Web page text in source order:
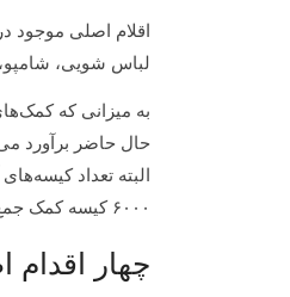
اقلام اصلی موجود
لباس شویی،
به میزانی که
البته تعداد
۶۰۰۰ کیسه کمک جمع آوری شود، جمعیت امام علی (ع) تعداد خانواده‌های بیشتری را تحت پوشش طرح قرار خواهد داد.
چهار